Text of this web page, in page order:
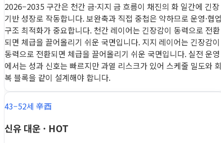
2026–2035 구간은 천간 금·지지 금 흐름이 채진의 화 일간에 긴장
기반 성장로 작동합니다. 보완축과 직접 중첩은 약하므로 운영·협
구조 최적화가 중요합니다. 천간 레이어는 긴장감이 동력으로 전환
되면 체급을 끌어올리기 쉬운 국면입니다. 지지 레이어는 긴장감이
동력으로 전환되면 체급을 끌어올리기 쉬운 국면입니다. 실전 운영
에서는 성과 신호는 빠르지만 과열 리스크가 있어 스케줄 밀도와
복 블록을 같이 설계해야 합니다.
43–52세 辛酉
신유 대운 · HOT